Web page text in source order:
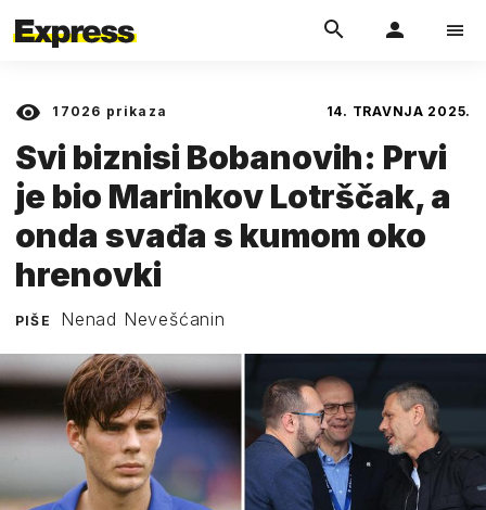
17026 prikaza 14. TRAVNJA 2025.
Svi biznisi Bobanovih: Prvi
je bio Marinkov Lotrščak, a
onda svađa s kumom oko
hrenovki
PIŠE Nenad Nevešćanin